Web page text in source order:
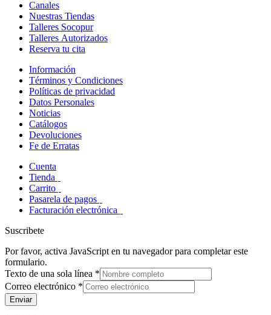
Canales
Nuestras Tiendas
Talleres Socopur
Talleres Autorizados
Reserva tu cita
Información
Términos y Condiciones
Políticas de privacidad
Datos Personales
Noticias
Catálogos
Devoluciones
Fe de Erratas
Cuenta
Tienda
Carrito
Pasarela de pagos
Facturación electrónica
Suscribete
Por favor, activa JavaScript en tu navegador para completar este
formulario.
Texto de una sola línea *
Correo electrónico *
Enviar